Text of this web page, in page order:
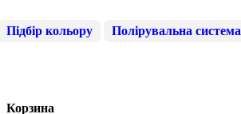
Підбір кольору Полірувальна система
Корзина